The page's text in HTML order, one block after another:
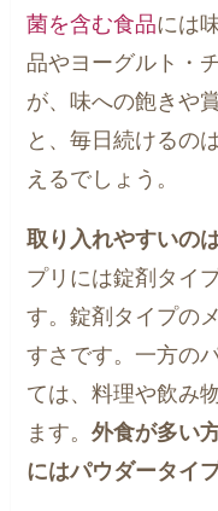
菌を含む食品には
品やヨーグルト・
が、味への飽きや
と、毎日続けるの
えるでしょう。
取り入れやすいの
プリには錠剤タイ
す。錠剤タイプの
すさです。一方の
ては、料理や飲み
ます。外食が多い
にはパウダータイ